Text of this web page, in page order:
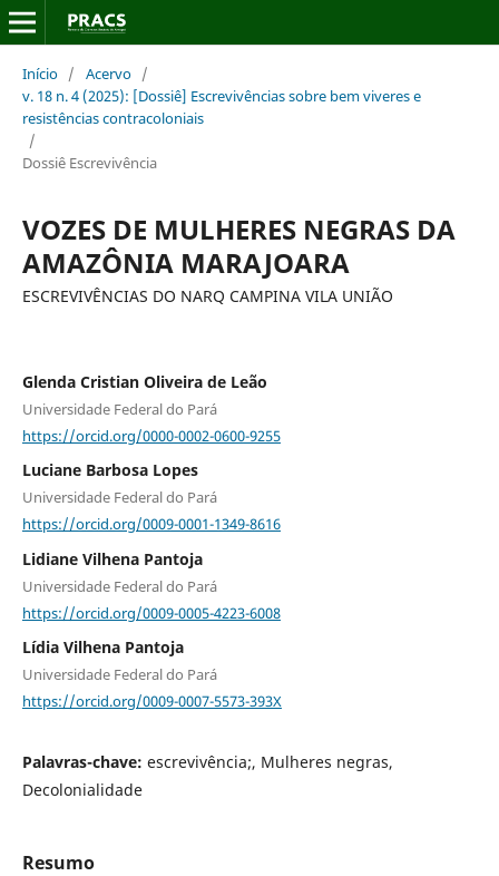
Início / Acervo /
v. 18 n. 4 (2025): [Dossiê] Escrevivências sobre bem viveres e
resistências contracoloniais
/
Dossiê Escrevivência
VOZES DE MULHERES NEGRAS DA
AMAZÔNIA MARAJOARA
ESCREVIVÊNCIAS DO NARQ CAMPINA VILA UNIÃO
Glenda Cristian Oliveira de Leão
Universidade Federal do Pará
https://orcid.org/0000-0002-0600-9255
Luciane Barbosa Lopes
Universidade Federal do Pará
https://orcid.org/0009-0001-1349-8616
Lidiane Vilhena Pantoja
Universidade Federal do Pará
https://orcid.org/0009-0005-4223-6008
Lídia Vilhena Pantoja
Universidade Federal do Pará
https://orcid.org/0009-0007-5573-393X
Palavras-chave: escrevivência;, Mulheres negras,
Decolonialidade
Resumo